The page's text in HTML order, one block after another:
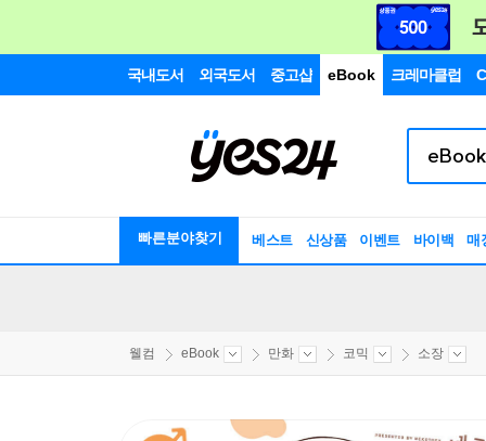
국내도서 외국도서 중고샵 eBook 크레마클럽
빠른분야찾기 베스트 신상품 이벤트 바이백 매
웰컴 eBook 만화 코믹 소장